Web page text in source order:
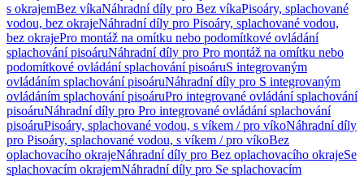
s okrajemBez víkaNáhradní díly pro Bez víkaPisoáry, splachované
vodou, bez okrajeNáhradní díly pro Pisoáry, splachované vodou,
bez okrajePro montáž na omítku nebo podomítkové ovládání
splachování pisoáruNáhradní díly pro Pro montáž na omítku nebo
podomítkové ovládání splachování pisoáruS integrovaným
ovládáním splachování pisoáruNáhradní díly pro S integrovaným
ovládáním splachování pisoáruPro integrované ovládání splachování
pisoáruNáhradní díly pro Pro integrované ovládání splachování
pisoáruPisoáry, splachované vodou, s víkem / pro víkoNáhradní díly
pro Pisoáry, splachované vodou, s víkem / pro víkoBez
oplachovacího okrajeNáhradní díly pro Bez oplachovacího okrajeSe
splachovacím okrajemNáhradní díly pro Se splachovacím